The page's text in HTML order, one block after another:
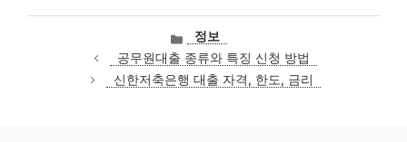
카
테
고
리
정보
공무원대출 종류와 특징 신청 방법
신한저축은행 대출 자격, 한도, 금리